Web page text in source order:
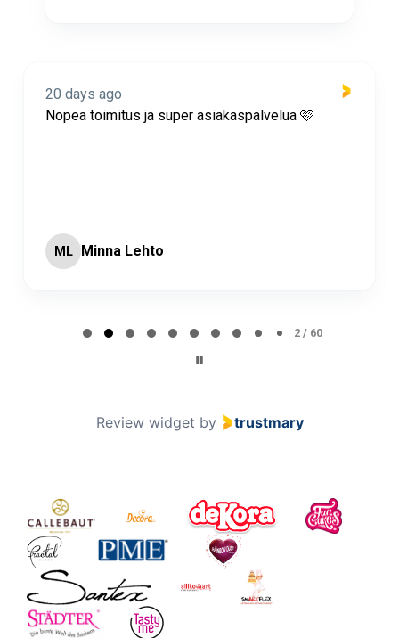
20 days ago
Nopea toimitus ja super asiakaspalvelua 🩷
ML Minna Lehto
2 / 60
Review widget by trustmary